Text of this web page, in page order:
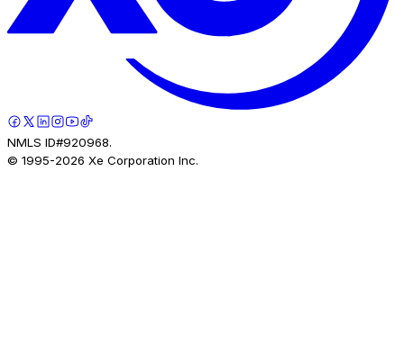
NMLS ID#920968.
© 1995-2026 Xe Corporation Inc.